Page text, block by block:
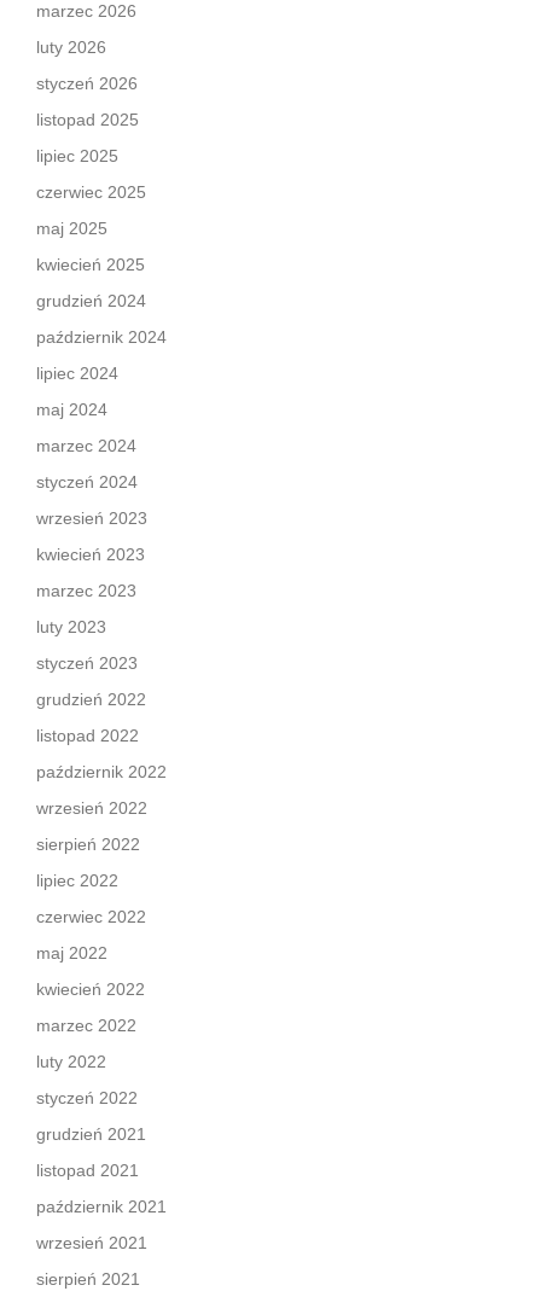
marzec 2026
luty 2026
styczeń 2026
listopad 2025
lipiec 2025
czerwiec 2025
maj 2025
kwiecień 2025
grudzień 2024
październik 2024
lipiec 2024
maj 2024
marzec 2024
styczeń 2024
wrzesień 2023
kwiecień 2023
marzec 2023
luty 2023
styczeń 2023
grudzień 2022
listopad 2022
październik 2022
wrzesień 2022
sierpień 2022
lipiec 2022
czerwiec 2022
maj 2022
kwiecień 2022
marzec 2022
luty 2022
styczeń 2022
grudzień 2021
listopad 2021
październik 2021
wrzesień 2021
sierpień 2021